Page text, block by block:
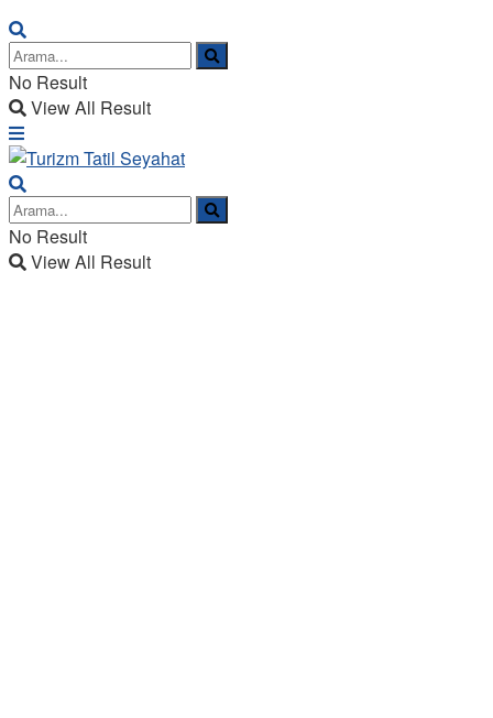
No Result
View All Result
No Result
View All Result